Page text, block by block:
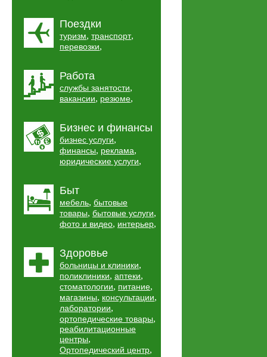
Поездки
туризм, транспорт,
перевозки,
Работа
службы занятости,
вакансии, резюме,
Бизнес и финансы
бизнес услуги,
финансы, реклама,
юридические услуги,
Быт
мебель, бытовые
товары, бытовые услуги,
фото и видео, интерьер,
Здоровье
больницы и клиники,
поликлиники, аптеки,
стоматологии, питание,
магазины, консультации,
лаборатории,
ортопедические товары,
реабилитационные
центры,
Ортопедический центр,